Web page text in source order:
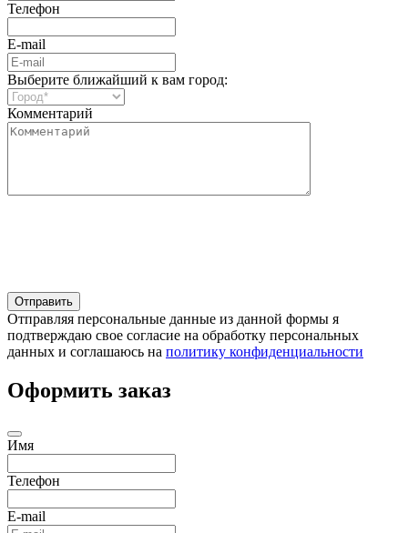
Телефон
E-mail
Выберите ближайший к вам город:
Комментарий
Отправляя персональные данные из данной формы я
подтверждаю свое согласие на обработку персональных
данных и соглашаюсь на политику конфиденциальности
Оформить заказ
Имя
Телефон
E-mail